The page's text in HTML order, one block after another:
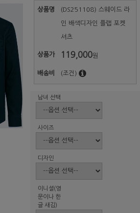
상품명 (DS251108) 스웨이드 라
인 배색디자인 플랩 포켓
셔츠
상품가 119,000원
배송비 (조건)
남녀 선택
사이즈
디자인
이니셜(영
문이나 한
글 새김)